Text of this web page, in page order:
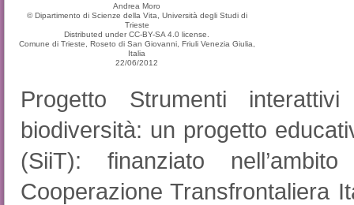
Andrea Moro
© Dipartimento di Scienze della Vita, Università degli Studi di
Trieste
Distributed under CC-BY-SA 4.0 license.
Comune di Trieste, Roseto di San Giovanni, Friuli Venezia Giulia,
Italia
22/06/2012
Progetto Strumenti
biodiversità: un progetto
(SiiT): finanziato
Cooperazione Transfrontaliera